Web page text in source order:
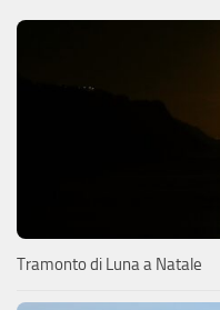
Tramonto di Luna a Natale